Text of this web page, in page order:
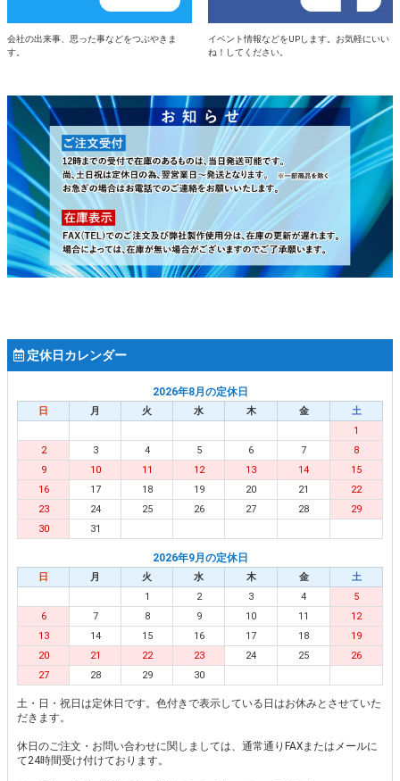
会社の出来事、思った事などをつぶやきま
す。
イベント情報などをUPします。お気軽にいい
ね！してください。
定休日カレンダー
2026年8月の定休日
日 月 火 水 木 金
土
1
2
3 4 5 6 7
8
9
10 11 12 13 14
15
16
17 18 19 20 21
22
23
24 25 26 27 28
29
30
31
2026年9月の定休日
日 月 火 水 木 金
土
1
2 3 4
5
6
7 8 9 10 11
12
13
14 15 16 17 18
19
20
21 22 23 24 25
26
27
28 29 30
土・日・祝日は定休日です。色付きで表示している日はお休みとさせていた
だきます。
休日のご注文・お問い合わせに関しましては、通常通りFAXまたはメールに
て24時間受け付けております。